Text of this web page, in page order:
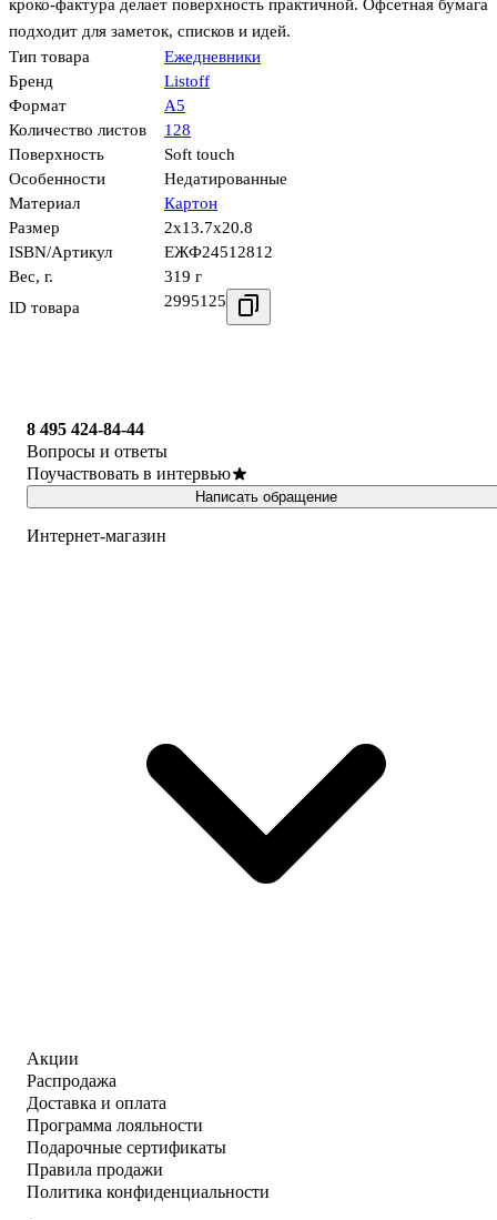
кроко-фактура делает поверхность практичной. Офсетная бумага
подходит для заметок, списков и идей.
Тип товара
Ежедневники
Бренд
Listoff
Формат
А5
Количество листов
128
Поверхность
Soft touch
Особенности
Недатированные
Материал
Картон
Размер
2x13.7x20.8
ISBN/Артикул
ЕЖФ24512812
Вес, г.
319 г
ID товара
2995125
8 495 424-84-44
Вопросы и ответы
Поучаствовать в интервью
Написать обращение
Интернет-магазин
Акции
Распродажа
Доставка и оплата
Программа лояльности
Подарочные сертификаты
Правила продажи
Политика конфиденциальности